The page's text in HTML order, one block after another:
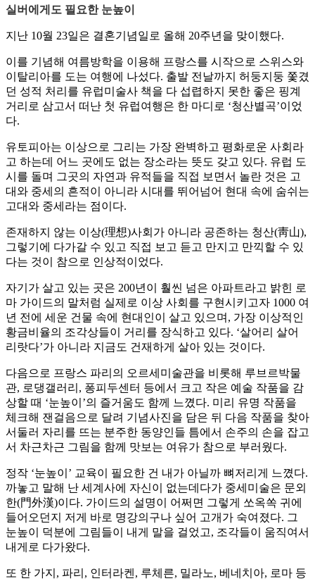
실버에게도 필요한 눈높이
지난 10월 23일은 결혼기념일로 올해 20주년을 맞이했다.
이를 기념해 여름방학을 이용해 프랑스를 시작으로 스위스와
이탈리아를 도는 여행에 나섰다. 출발 전날까지 허둥지둥 쫓겼
던 성적 처리를 유럽미술사 책을 다 섭렵하지 못한 좋은 핑계
거리로 삼고서 떠난 첫 유럽여행은 한 마디로 ‘청산별곡’이었
다.
유토피아는 이상으로 그리는 가장 완벽하고 평화로운 사회라
고 하는데 어느 곳에도 없는 장소라는 뜻도 갖고 있다. 유럽 도
시를 돌며 그곳의 자연과 유적들을 직접 보면서 놀란 것은 고
대와 중세의 흔적이 아니라 시대를 뛰어넘어 현대 속에 숨쉬는
고대와 중세라는 점이다.
존재하지 않는 이상(理想)사회가 아니라 공존하는 청산(靑山),
그렇기에 다가갈 수 있고 직접 보고 듣고 만지고 만끽할 수 있
다는 것이 참으로 인상적이었다.
자기가 살고 있는 곳은 200년이 훨씬 넘은 아파트라고 밝힌 로
마 가이드의 말처럼 실제로 이상 사회를 구현시키고자 1000 여
년 전에 세운 건물 속에 현대인이 살고 있으며, 가장 이상적인
황금비율의 조각상들이 거리를 장식하고 있다. ‘살어리 살어
리랏다’가 아니라 지금도 건재하게 살아 있는 것이다.
다음으로 프랑스 파리의 오르세미술관을 비롯해 루브르박물
관, 로댕갤러리, 퐁피두센터 등에서 크고 작은 예술 작품을 감
상할 때 ‘눈높이’의 즐거움도 함께 느꼈다. 미리 유명 작품을
체크해 잰걸음으로 달려 기념사진을 담은 뒤 다음 작품을 찾아
서둘러 자리를 뜨는 분주한 동양인들 틈에서 손주의 손을 잡고
서 차근차근 그림을 함께 맛보는 여유가 참으로 부러웠다.
정작 ‘눈높이’ 교육이 필요한 건 내가 아닐까 뼈저리게 느꼈다.
까놓고 말해 난 세계사에 자신이 없는데다가 중세미술은 문외
한(門外漢)이다. 가이드의 설명이 어쩌면 그렇게 쏘옥쏙 귀에
들어오던지 저게 바로 명강의구나 싶어 고개가 숙여졌다. 그
눈높이 덕분에 그림들이 내게 말을 걸었고, 조각들이 움직여서
내게로 다가왔다.
또 한 가지, 파리, 인터라켄, 루체른, 밀라노, 베네치아, 로마 등